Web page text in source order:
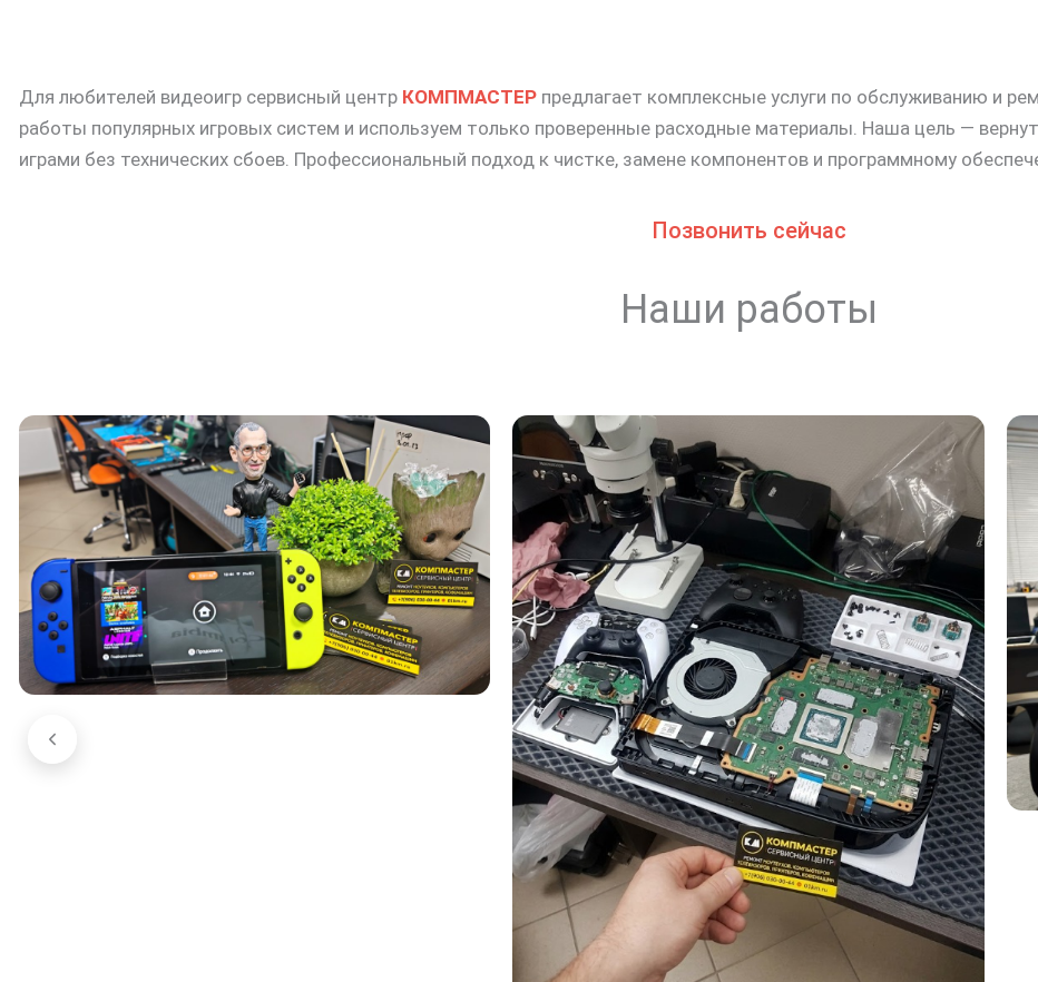
Для любителей видеоигр сервисный центр КОМПМАСТЕР предлагает комплексные услуги по обслуживанию и
работы популярных игровых систем и используем только проверенные расходные материалы. Наша цель —
играми без технических сбоев. Профессиональный подход к чистке, замене компонентов и программному
Позвонить сейчас
Наши работы